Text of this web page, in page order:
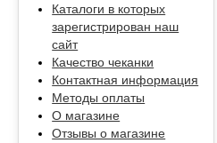
Каталоги в которых
зарегистрирован наш
сайт
Качество чеканки
Контактная информация
Методы оплаты
О магазине
Отзывы о магазине